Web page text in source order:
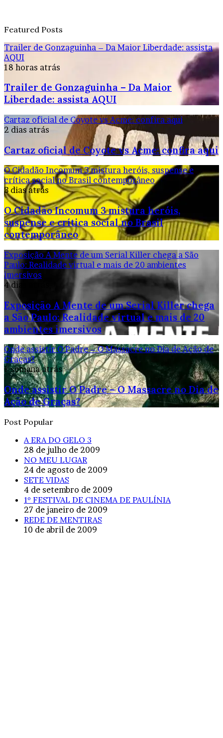
Featured Posts
Trailer de Gonzaguinha – Da Maior Liberdade: assista
AQUI
18 horas atrás
Trailer de Gonzaguinha – Da Maior
Liberdade: assista AQUI
Cartaz oficial de Coyote vs Acme: confira aqui
2 dias atrás
Cartaz oficial de Coyote vs Acme: confira aqui
O Cidadão Incomum 3 mistura heróis, suspense e
crítica social no Brasil contemporâneo
3 dias atrás
O Cidadão Incomum 3 mistura heróis,
suspense e crítica social no Brasil
contemporâneo
Exposição A Mente de um Serial Killer chega a São
Paulo: Realidade virtual e mais de 20 ambientes
imersivos
4 dias atrás
Exposição A Mente de um Serial Killer chega
a São Paulo: Realidade virtual e mais de 20
ambientes imersivos
Onde assistir O Padre – O Massacre no Dia de Ação de
Graças?
1 semana atrás
Onde assistir O Padre – O Massacre no Dia de
Ação de Graças?
Post Popular
A ERA DO GELO 3
28 de julho de 2009
NO MEU LUGAR
24 de agosto de 2009
SETE VIDAS
4 de setembro de 2009
1º FESTIVAL DE CINEMA DE PAULÍNIA
27 de janeiro de 2009
REDE DE MENTIRAS
10 de abril de 2009